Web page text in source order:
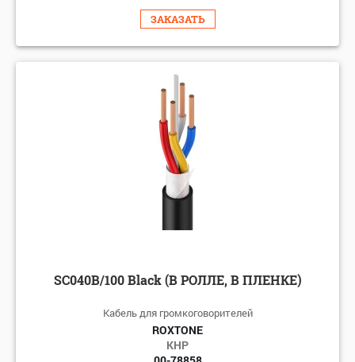
ЗАКАЗАТЬ
SC040B/100 Black (В РОЛЛЕ, В ПЛЕНКЕ)
Кабель для громкоговорителей
ROXTONE
КНР